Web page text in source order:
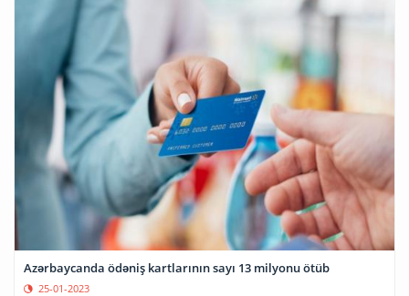
Azərbaycanda ödəniş kartlarının sayı 13 milyonu ötüb
25-01-2023